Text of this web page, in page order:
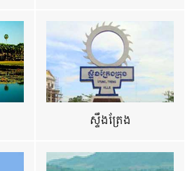
ស្ទឹងត្រែង